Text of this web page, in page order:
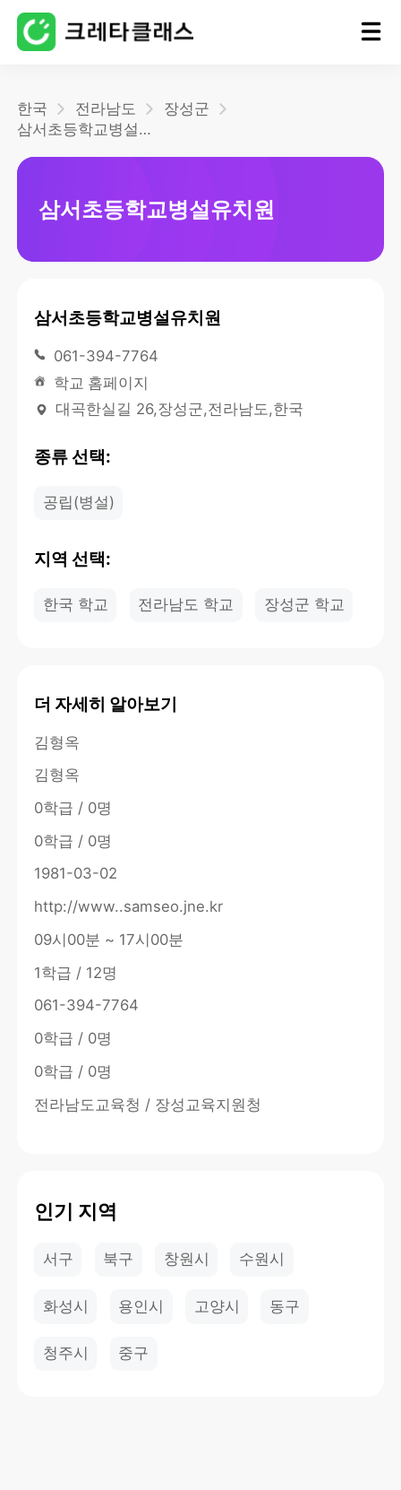
블로그
한국 전라남도
장성군
삼서초등학교병설유치원
삼서초등학교병설유치원
삼서초등학교병설유치원
061-394-7764
학교 홈페이지
대곡한실길 26,장성군,전라남도,한국
종류 선택:
공립(병설)
지역 선택:
한국 학교 전라남도 학교 장성군 학교
더 자세히 알아보기
김형옥
김형옥
0학급 / 0명
0학급 / 0명
1981-03-02
http://www..samseo.jne.kr
09시00분 ~ 17시00분
1학급 / 12명
061-394-7764
0학급 / 0명
0학급 / 0명
전라남도교육청 / 장성교육지원청
인기 지역
서구 북구 창원시 수원시
화성시 용인시 고양시 동구
청주시 중구